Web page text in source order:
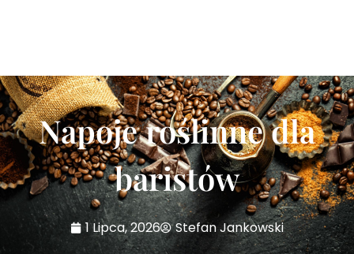
Napoje roślinne dla
baristów
1 Lipca, 2026 Stefan Jankowski